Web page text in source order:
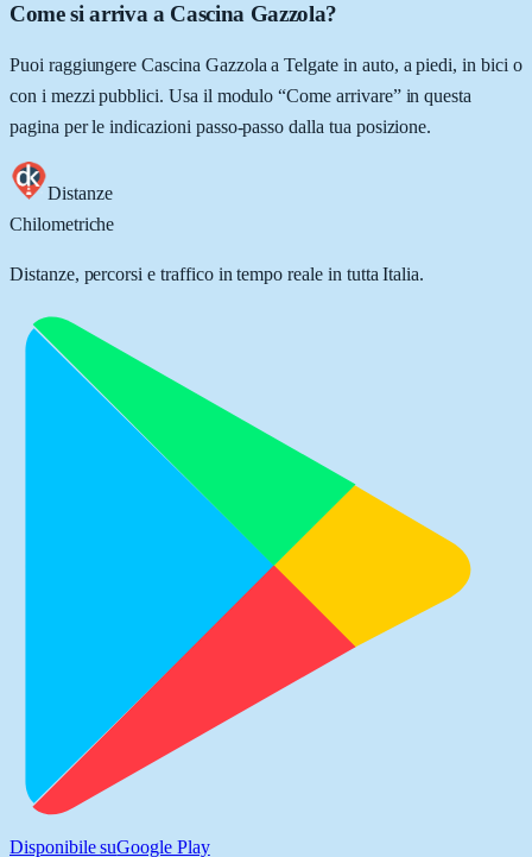
Come si arriva a Cascina Gazzola?
Puoi raggiungere Cascina Gazzola a Telgate in auto, a piedi, in bici o
con i mezzi pubblici. Usa il modulo “Come arrivare” in questa
pagina per le indicazioni passo-passo dalla tua posizione.
Distanze
Chilometriche
Distanze, percorsi e traffico in tempo reale in tutta Italia.
Disponibile suGoogle Play